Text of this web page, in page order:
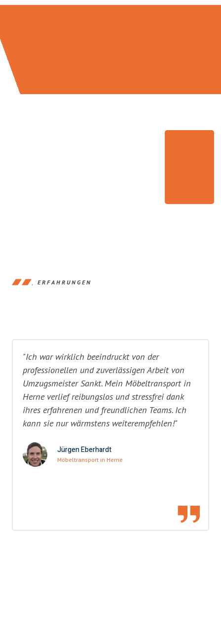
ERFAHRUNGEN
"Ich war wirklich beeindruckt von der
professionellen und zuverlässigen Arbeit von
Umzugsmeister Sankt. Mein Möbeltransport in
Herne verlief reibungslos und stressfrei dank
ihres erfahrenen und freundlichen Teams. Ich
kann sie nur wärmstens weiterempfehlen!"
Jürgen Eberhardt
Möbeltransport in Herne